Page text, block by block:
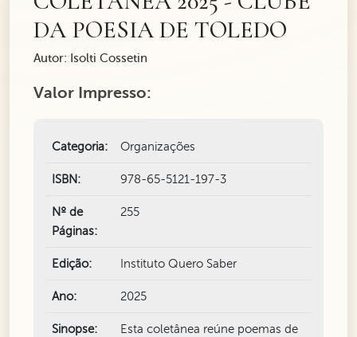
DA POESIA DE TOLEDO
Autor: Isolti Cossetin
Valor Impresso:
Categoria: Organizações
ISBN: 978-65-5121-197-3
Nº de
Páginas:
255
Edição: Instituto Quero Saber
Ano: 2025
Sinopse:
Esta coletânea reúne poemas de